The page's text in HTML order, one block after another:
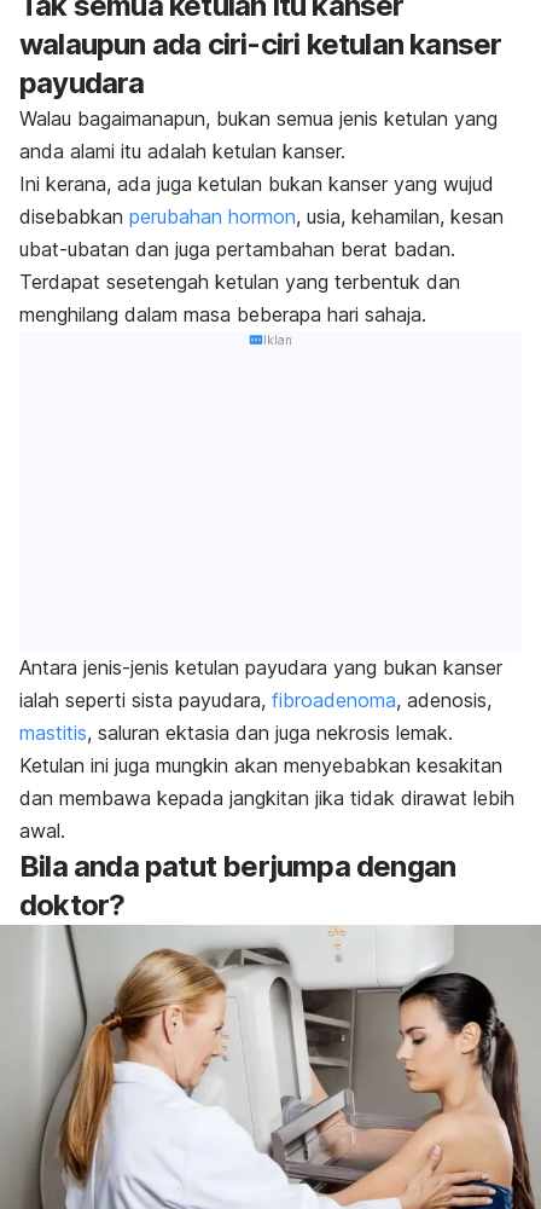
walaupun ada ciri-ciri ketulan kanser
payudara
Walau bagaimanapun, bukan semua jenis ketulan yang
anda alami itu adalah ketulan kanser.
Ini kerana, ada juga ketulan bukan kanser yang wujud
disebabkan perubahan hormon, usia, kehamilan, kesan
ubat-ubatan dan juga pertambahan berat badan.
Terdapat sesetengah ketulan yang terbentuk dan
menghilang dalam masa beberapa hari sahaja.
Iklan
Antara jenis-jenis ketulan payudara yang bukan kanser
ialah seperti sista payudara, fibroadenoma, adenosis,
mastitis, saluran ektasia dan juga nekrosis lemak.
Ketulan ini juga mungkin akan menyebabkan kesakitan
dan membawa kepada jangkitan jika tidak dirawat lebih
awal.
Bila anda patut berjumpa dengan
doktor?